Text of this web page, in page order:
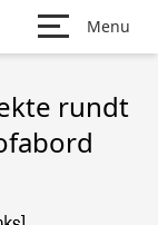
Menu
rundt